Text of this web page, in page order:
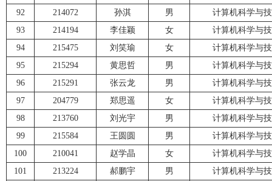
92
214072 孙淇 男
计算机科学与
93
214194 李佳颖 女
计算机科学与
94
215475 刘笑瑜 女
计算机科学与
95
215294 黄思哲 男
计算机科学与
96
215291 张云龙 男
计算机科学与
97
204779 郑思遥 女
计算机科学与
98
213760 刘光宇 男
计算机科学与
99
215584 王圆圆 男
计算机科学与
100
210041 赵学晶 女
计算机科学与
101
213224 郝鹏宇 男
计算机科学与